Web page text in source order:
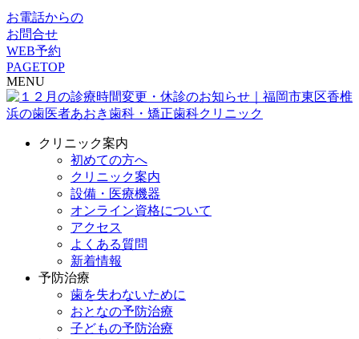
お電話からの
お問合せ
WEB予約
PAGETOP
MENU
クリニック案内
初めての方へ
クリニック案内
設備・医療機器
オンライン資格について
アクセス
よくある質問
新着情報
予防治療
歯を失わないために
おとなの予防治療
子どもの予防治療